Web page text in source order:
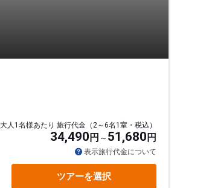
大人1名様あたり 旅行代金（2～6名1室・税込）
34,490 円 51,680 円
表示旅行代金について
ツアーを選択